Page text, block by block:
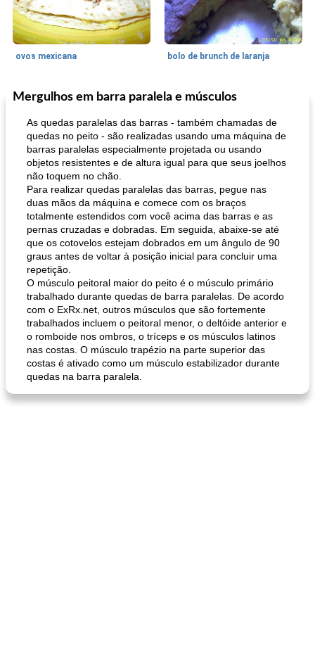
ovos mexicana bolo de brunch de laranja
130min
Pães De Fermento
pão plano (out)
Vegetal
Mergulhos em barra paralela e músculos
As quedas paralelas das barras - também chamadas de
quedas no peito - são realizadas usando uma máquina de
barras paralelas especialmente projetada ou usando
objetos resistentes e de altura igual para que seus joelhos
não toquem no chão.
Para realizar quedas paralelas das barras, pegue nas
duas mãos da máquina e comece com os braços
totalmente estendidos com você acima das barras e as
pernas cruzadas e dobradas. Em seguida, abaixe-se até
que os cotovelos estejam dobrados em um ângulo de 90
graus antes de voltar à posição inicial para concluir uma
repetição.
O músculo peitoral maior do peito é o músculo primário
trabalhado durante quedas de barra paralelas. De acordo
com o ExRx.net, outros músculos que são fortemente
trabalhados incluem o peitoral menor, o deltóide anterior e
o romboide nos ombros, o tríceps e os músculos latinos
nas costas. O músculo trapézio na parte superior das
costas é ativado como um músculo estabilizador durante
quedas na barra paralela.